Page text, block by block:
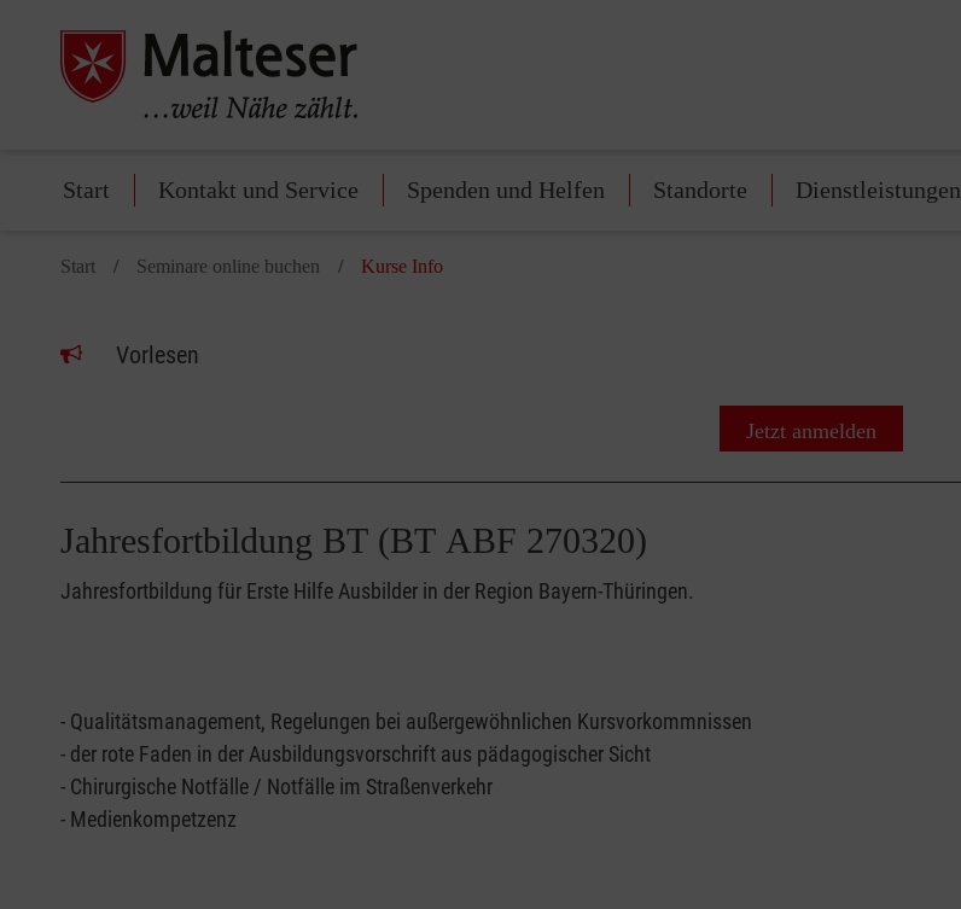
Start Kontakt und Service Spenden und Helfen Standorte Dienstleistungen
Start Seminare online buchen Kurse Info
Vorlesen
Jetzt anmelden
Jahresfortbildung BT (BT ABF 270320)
Jahresfortbildung für Erste Hilfe Ausbilder in der Region Bayern-Thüringen.
- Qualitätsmanagement, Regelungen bei außergewöhnlichen Kursvorkommnissen
- der rote Faden in der Ausbildungsvorschrift aus pädagogischer Sicht
- Chirurgische Notfälle / Notfälle im Straßenverkehr
- Medienkompetzenz